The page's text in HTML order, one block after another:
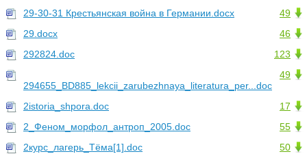
49
29-30-31 Крестьянская война в Германии.docx
46
29.docx
123
292824.doc
49
294655_BD885_lekcii_zarubezhnaya_literatura_per...doc
17
2istoria_shpora.doc
55
2_Феном_морфол_антроп_2005.doc
50
2курс_лагерь_Тёма[1].doc